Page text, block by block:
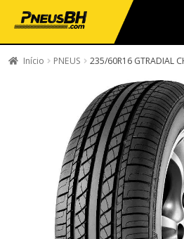
PNEUS EM OFERTA SERVIÇOS
Início PNEUS 235/60R16 GTRADIAL